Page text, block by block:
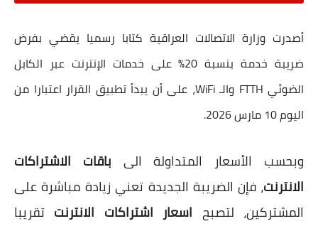
أصدرت وزارة الاتصالات العراقية كتابا رسميا يقضي بفرض
ضريبة خدمة بنسبة 20٪ على خدمات الإنترنت عبر الكابل
الضوئي FTTH والـ WiFi، على أن يبدأ تطبيق القرار اعتبارا من
اليوم 10 مارس 2026.
وبحسب الأسعار المتداولة الى باقات الاشتراكات
الانترنت، فإن الضريبة الجديدة تعني زيادة مباشرة على
المشتركين، لتصبح اسعار اشتراكات الانترنت تقريبا